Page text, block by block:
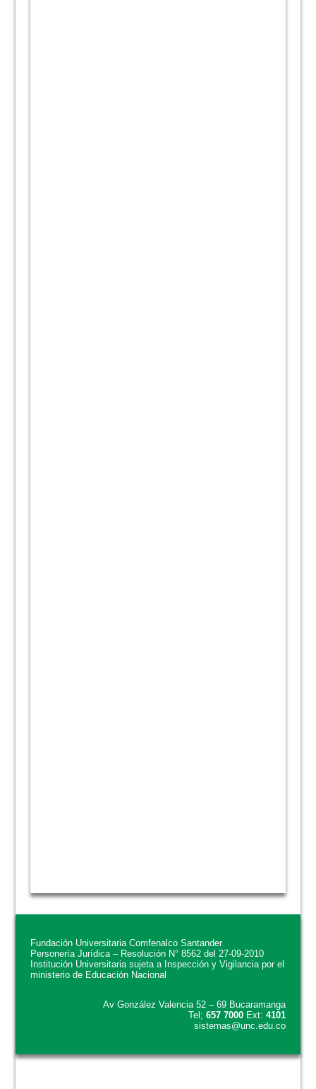
Fundación Universitaria Comfenalco Santander
Personería Jurídica – Resolución N° 8562 del 27-09-2010
Institución Universitaria sujeta a Inspección y Vigilancia por el
ministerio de Educación Nacional
Av González Valencia 52 – 69 Bucaramanga
Tel;657 7000 Ext:4101
sistemas@unc.edu.co